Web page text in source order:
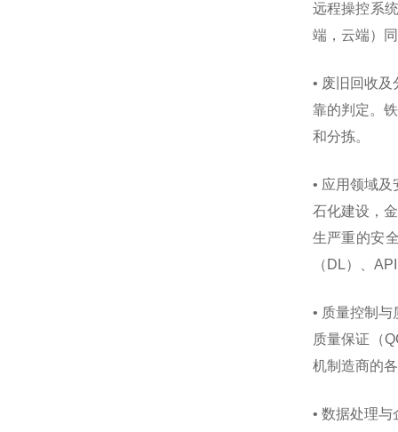
远程操控系
端，云端）
• 废旧回收
靠的判定。
和分拣。
• 应用领域
石化建设，
生严重的安
（DL）、
• 质量控制
质量保证（
机制造商的
• 数据处理